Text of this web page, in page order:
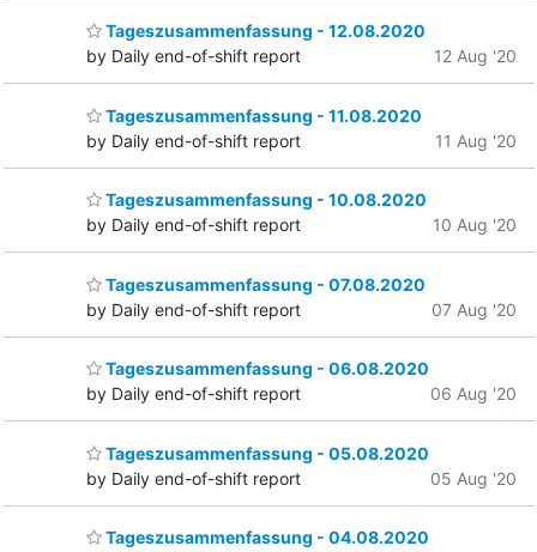
Tageszusammenfassung - 12.08.2020
by Daily end-of-shift report
12 Aug '20
Tageszusammenfassung - 11.08.2020
by Daily end-of-shift report
11 Aug '20
Tageszusammenfassung - 10.08.2020
by Daily end-of-shift report
10 Aug '20
Tageszusammenfassung - 07.08.2020
by Daily end-of-shift report
07 Aug '20
Tageszusammenfassung - 06.08.2020
by Daily end-of-shift report
06 Aug '20
Tageszusammenfassung - 05.08.2020
by Daily end-of-shift report
05 Aug '20
Tageszusammenfassung - 04.08.2020